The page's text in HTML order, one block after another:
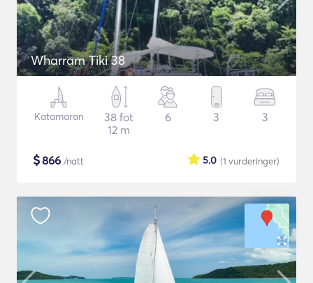
Wharram Tiki 38
Katamaran
38 fot
12 m
6 3 3
$866 /natt (1 vurderinger)
5.0